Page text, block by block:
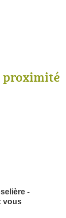
proximité
-
vous